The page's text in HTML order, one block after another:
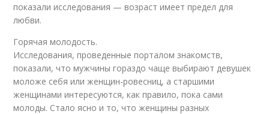
показали исследования — возраст имеет предел для
любви.
Горячая молодость.
Исследования, проведенные порталом знакомств,
показали, что мужчины гораздо чаще выбирают девушек
моложе себя или женщин-ровесниц, а старшими
женщинами интересуются, как правило, пока сами
молоды. Стало ясно и то, что женщины разных